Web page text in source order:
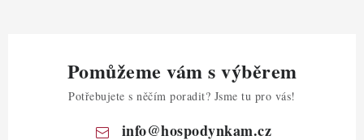
Pomůžeme vám s výběrem
Potřebujete s něčím poradit? Jsme tu pro vás!
info@hospodynkam.cz